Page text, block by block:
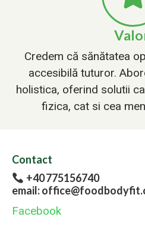
Credem că sănătatea
accesibilă tuturor.
holistica, oferind solutii
fizica, cat si cea
Contact
+40 775156740
email:
Facebook